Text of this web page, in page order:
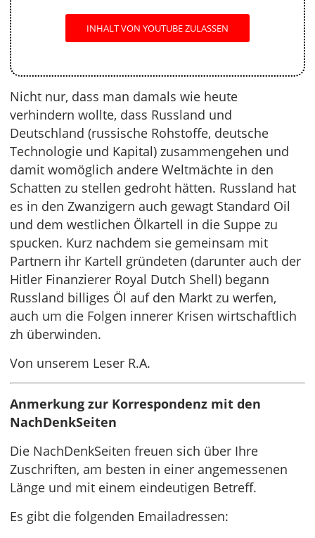
INHALT VON YOUTUBE ZULASSEN
Nicht nur, dass man damals wie heute
verhindern wollte, dass Russland und
Deutschland (russische Rohstoffe, deutsche
Technologie und Kapital) zusammengehen und
damit womöglich andere Weltmächte in den
Schatten zu stellen gedroht hätten. Russland hat
es in den Zwanzigern auch gewagt Standard Oil
und dem westlichen Ölkartell in die Suppe zu
spucken. Kurz nachdem sie gemeinsam mit
Partnern ihr Kartell gründeten (darunter auch der
Hitler Finanzierer Royal Dutch Shell) begann
Russland billiges Öl auf den Markt zu werfen,
auch um die Folgen innerer Krisen wirtschaftlich
zh überwinden.
Von unserem Leser R.A.
Anmerkung zur Korrespondenz mit den
NachDenkSeiten
Die NachDenkSeiten freuen sich über Ihre
Zuschriften, am besten in einer angemessenen
Länge und mit einem eindeutigen Betreff.
Es gibt die folgenden Emailadressen: